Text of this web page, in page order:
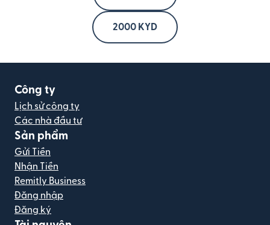
2000 KYD
Công ty
Lịch sử công ty
Các nhà đầu tư
Sản phẩm
Gửi Tiền
Nhận Tiền
Remitly Business
Đăng nhập
Đăng ký